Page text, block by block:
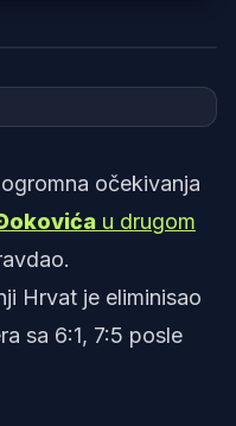
očekivanja
u drugom
Hrvat je eliminisao
sa 6:1, 7:5 posle